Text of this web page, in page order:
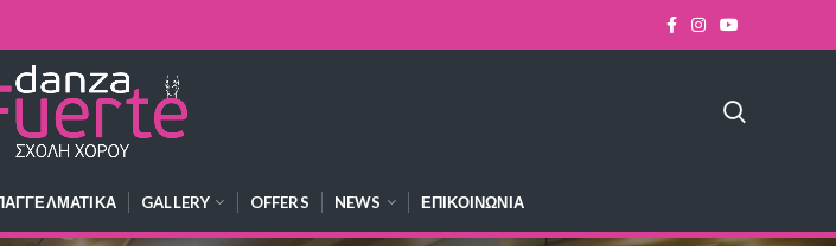
GALLERY OFFERS NEWS ΕΠΙΚΟΙΝΩΝΊΑ